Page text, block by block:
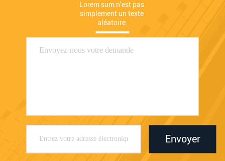
Lorem sum n'est pas
simplement un texte
aléatoire.
Envoyer